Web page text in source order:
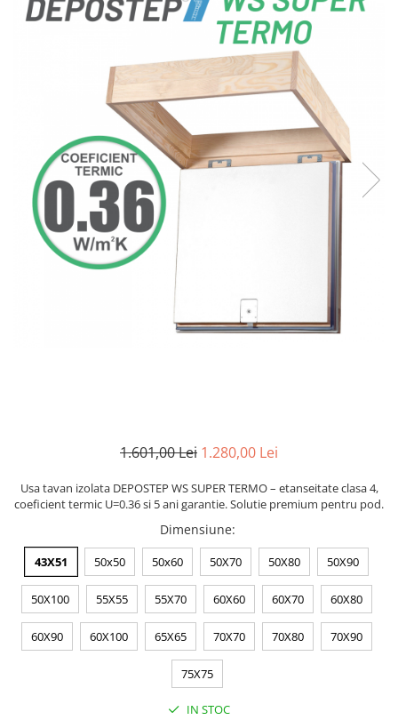
1.601,00 Lei 1.280,00 Lei
Usa tavan izolata DEPOSTEP WS SUPER TERMO – etanseitate clasa 4,
coeficient termic U=0.36 si 5 ani garantie. Solutie premium pentru pod.
Dimensiune:
43X51 50x50 50x60 50X70 50X80 50X90
50X100 55X55 55X70 60X60 60X70 60X80
60X90 60X100 65X65 70X70 70X80 70X90
75X75
IN STOC